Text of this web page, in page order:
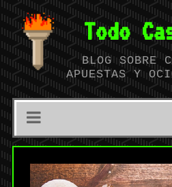
Todo
BLOG SOBRE
APUESTAS Y